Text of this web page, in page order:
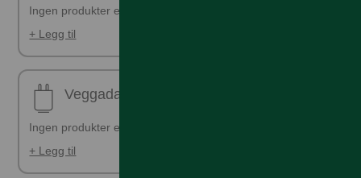
Ingen produkter er valgt
+ Legg til
Veggadapter
Ingen produkter er valgt
+ Legg til